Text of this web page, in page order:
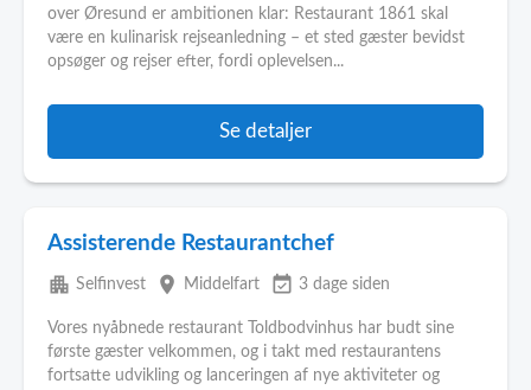
over Øresund er ambitionen klar: Restaurant 1861 skal
være en kulinarisk rejseanledning – et sted gæster bevidst
opsøger og rejser efter, fordi oplevelsen...
Se detaljer
Assisterende Restaurantchef
apartment Selfinvest place Middelfart event_available 3 dage siden
Vores nyåbnede restaurant Toldbodvinhus har budt sine
første gæster velkommen, og i takt med restaurantens
fortsatte udvikling og lanceringen af nye aktiviteter og